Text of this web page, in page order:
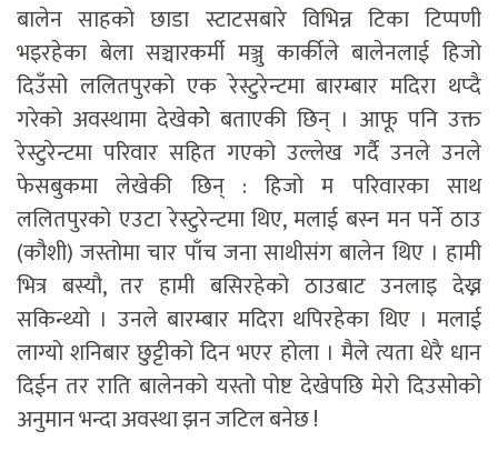
बालेन साहको छाडा स्टाटसबारे विभिन्न टिका टिप्पणी
भइरहेका बेला सञ्चारकर्मी मञ्जु कार्कीले बालेनलाई हिजो
दिउँसो ललितपुरको एक रेस्टुरेन्टमा बारम्बार मदिरा थप्दै
गरेको अवस्थामा देखेकोे बताएकी छिन् । आफू पनि उक्त
रेस्टुरेन्टमा परिवार सहित गएको उल्लेख गर्दै उनले उनले
फेसबुकमा लेखेकी छिन् : हिजो म परिवारका साथ
ललितपुरको एउटा रेस्टुरेन्टमा थिए, मलाई बस्न मन पर्ने ठाउ
(कौशी) जस्तोमा चार पाँच जना साथीसंग बालेन थिए । हामी
भित्र बस्यौ, तर हामी बसिरहेको ठाउबाट उनलाइ देख्न
सकिन्थ्यो । उनले बारम्बार मदिरा थपिरहेका थिए । मलाई
लाग्यो शनिबार छुट्टीको दिन भएर होला । मैले त्यता धेरै धान
दिईन तर राति बालेनको यस्तो पोष्ट देखेपछि मेरो दिउसोको
अनुमान भन्दा अवस्था झन जटिल बनेछ !